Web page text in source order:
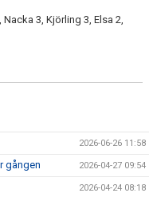
3, Kjörling 3, Elsa 2,
2026-06-26 11:58
gången 2026-04-27 09:54
2026-04-24 08:18